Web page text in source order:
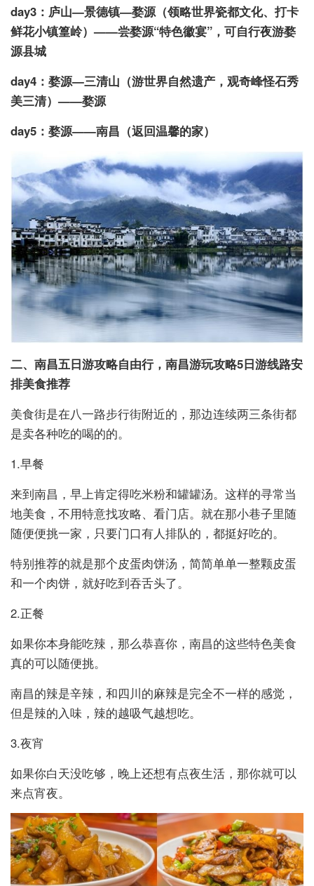
day3：庐山—景德镇—婺源（领略世界瓷都文化、打卡
鲜花小镇篁岭）——尝婺源“特色徽宴”，可自行夜游婺
源县城
day4：婺源—三清山（游世界自然遗产，观奇峰怪石秀
美三清）——婺源
day5：婺源——南昌（返回温馨的家）
二、南昌五日游攻略自由行，南昌游玩攻略5日游线路安
排美食推荐
美食街是在八一路步行街附近的，那边连续两三条街都
是卖各种吃的喝的的。
1.早餐
来到南昌，早上肯定得吃米粉和罐罐汤。这样的寻常当
地美食，不用特意找攻略、看门店。就在那小巷子里随
随便便挑一家，只要门口有人排队的，都挺好吃的。
特别推荐的就是那个皮蛋肉饼汤，简简单单一整颗皮蛋
和一个肉饼，就好吃到吞舌头了。
2.正餐
如果你本身能吃辣，那么恭喜你，南昌的这些特色美食
真的可以随便挑。
南昌的辣是辛辣，和四川的麻辣是完全不一样的感觉，
但是辣的入味，辣的越吸气越想吃。
3.夜宵
如果你白天没吃够，晚上还想有点夜生活，那你就可以
来点宵夜。